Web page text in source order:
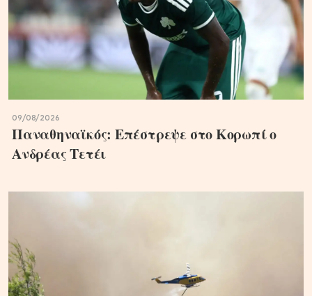
09/08/2026
Παναθηναϊκός: Επέστρεψε στο Κορωπί ο
Ανδρέας Τετέι